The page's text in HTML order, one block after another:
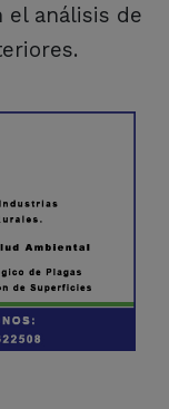
el análisis de